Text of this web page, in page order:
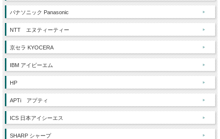
パナソニック Panasonic
NTT エヌティーティー
京セラ KYOCERA
IBM アイビーエム
HP
APTi アプティ
ICS 日本アイシーエス
SHARP シャープ